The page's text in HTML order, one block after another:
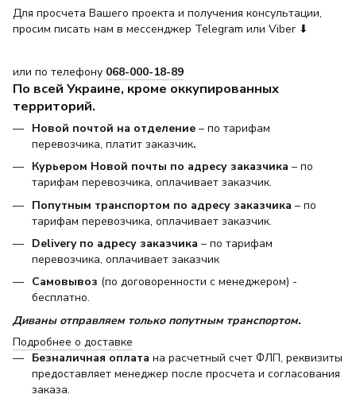
Для просчета Вашего проекта и получения консультации,
просим писать нам в мессенджер Telegram или Viber ⬇
или по телефону 068-000-18-89
По всей Украине, кроме оккупированных
территорий.
Новой почтой на отделение – по тарифам
перевозчика, платит заказчик.
Курьером Новой почты по адресу заказчика – по
тарифам перевозчика, оплачивает заказчик.
Попутным транспортом по адресу заказчика – по
тарифам перевозчика, оплачивает заказчик.
Delivery по адресу заказчика – по тарифам
перевозчика, оплачивает заказчик
Самовывоз (по договоренности с менеджером) -
бесплатно.
Диваны отправляем только попутным транспортом.
Подробнее о доставке
Безналичная оплата на расчетный счет ФЛП, реквизиты
предоставляет менеджер после просчета и согласования
заказа.